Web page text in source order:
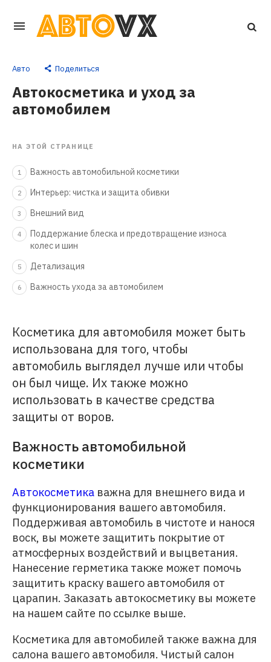
Перейти
основному
контенту
Авто Поделиться
Автокосметика и уход за
автомобилем
НА ЭТОЙ СТРАНИЦЕ
1 Важность автомобильной косметики
2 Интерьер: чистка и защита обивки
3 Внешний вид
4
Поддержание блеска и предотвращение износа
колес и шин
5 Детализация
6 Важность ухода за автомобилем
Косметика для автомобиля может быть
использована для того, чтобы
автомобиль выглядел лучше или чтобы
он был чище. Их также можно
использовать в качестве средства
защиты от воров.
Важность автомобильной
косметики
Автокосметика важна для внешнего вида и
функционирования вашего автомобиля.
Поддерживая автомобиль в чистоте и нанося
воск, вы можете защитить покрытие от
атмосферных воздействий и выцветания.
Нанесение герметика также может помочь
защитить краску вашего автомобиля от
царапин. Заказать автокосметику вы можете
на нашем сайте по ссылке выше.
Косметика для автомобилей также важна для
салона вашего автомобиля. Чистый салон